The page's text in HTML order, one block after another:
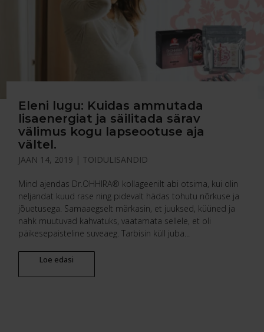
Eleni lugu: Kuidas ammutada
lisaenergiat ja säilitada särav
välimus kogu lapseootuse aja
vältel.
JAAN 14, 2019 | TOIDULISANDID
Mind ajendas Dr.OHHIRA® kollageenilt abi otsima, kui olin
neljandat kuud rase ning pidevalt hädas tohutu nõrkuse ja
jõuetusega. Samaaegselt märkasin, et juuksed, küüned ja
nahk muutuvad kahvatuks, vaatamata sellele, et oli
päikesepaisteline suveaeg. Tarbisin küll juba...
Loe edasi